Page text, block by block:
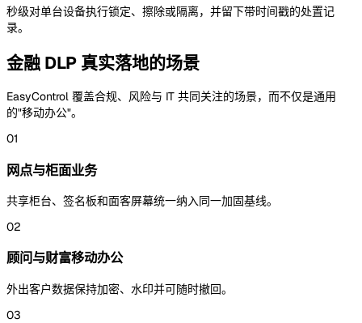
秒级对单台设备执行锁定、擦除或隔离，并留下带时间戳的处置记
录。
金融 DLP 真实落地的场景
EasyControl 覆盖合规、风险与 IT 共同关注的场景，而不仅是通用
的"移动办公"。
01
网点与柜面业务
共享柜台、签名板和面客屏幕统一纳入同一加固基线。
02
顾问与财富移动办公
外出客户数据保持加密、水印并可随时撤回。
03